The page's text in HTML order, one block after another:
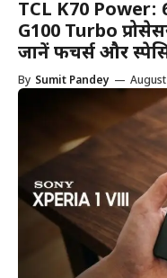
TCL K70 Power:
G100 Turbo
जानें फीचर्स और
By Sumit Pandey —